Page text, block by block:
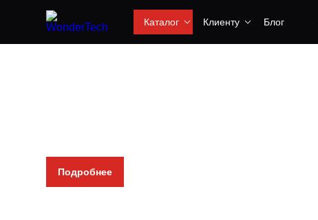
Каталог Клиенту Блог
Подробнее